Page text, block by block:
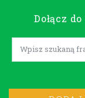
Dołącz do
Lorem ipsum